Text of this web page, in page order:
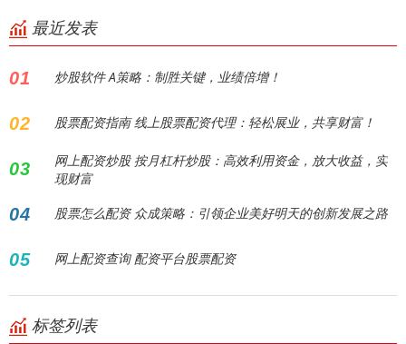
最近发表
01 炒股软件 A策略：制胜关键，业绩倍增！
02 股票配资指南 线上股票配资代理：轻松展业，共享财富！
03
网上配资炒股 按月杠杆炒股：高效利用资金，放大收益，实
现财富
04 股票怎么配资 众成策略：引领企业美好明天的创新发展之路
05 网上配资查询 配资平台股票配资
标签列表